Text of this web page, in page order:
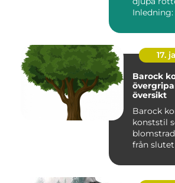
17.
Barock
översikt
Barock
konststil
från slutet
1700-t...